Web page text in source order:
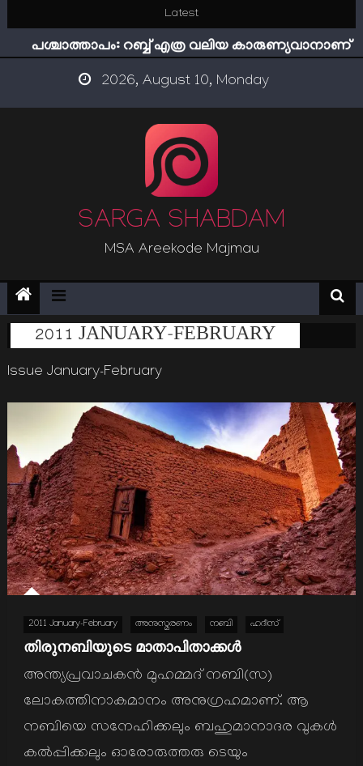
content
Latest
ഇമാം നവവി: അനന്തമായ നാൽപതാണ്ടുകൾ
പശ്ചാത്താപം: റബ്ബ് എത്ര വലിയ കാരുണ്യവാനാണ്
ഇന്ന് നേടിയാൽ ഇരട്ടി നേടാം
സൂക്ഷിക്കുക! കുറ്റകൃത്യങ്ങളാണിന്ന് ട്രെന്‍ഡ്
ഇമാം നവവി: അനന്തമായ നാൽപതാണ്ടുകൾ
2026, August 10, Monday
SARGA SHABDAM
MSA Areekode Majmau
2011 JANUARY-FEBRUARY
Issue January-February
2011 January-February അനുസ്മരണം നബി ഹദീസ്
തിരുനബിയുടെ മാതാപിതാക്കള്‍
അന്ത്യപ്രവാചകന്‍ മുഹമ്മദ് നബി(സ)
ലോകത്തിനാകമാനം അനുഗ്രഹമാണ്. ആ
നബിയെ സനേഹിക്കലും ബഹുമാനാദര വുകള്‍
കല്‍പ്പിക്കലും ഓരോരുത്തരു ടെയും